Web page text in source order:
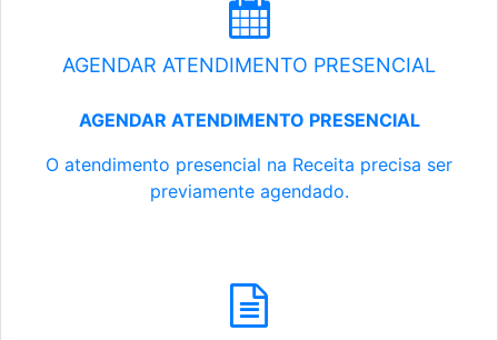
AGENDAR ATENDIMENTO PRESENCIAL
AGENDAR ATENDIMENTO PRESENCIAL
O atendimento presencial na Receita precisa ser
previamente agendado.